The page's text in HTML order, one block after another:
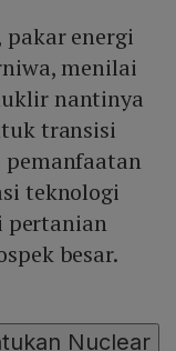
energi
menilai
nantinya
transisi
pemanfaatan
teknologi
pertanian
besar.
Nuclear